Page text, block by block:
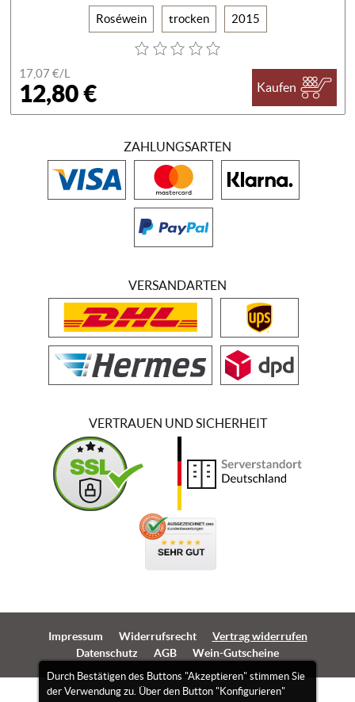
Roséwein trocken 2015
17,07 €/L
12,80 € Kaufen
Durch Bestätigen des Buttons "Akzeptieren" stimmen Sie
der Verwendung zu. Über den Button "Konfigurieren"
ZAHLUNGSARTEN
VERSANDARTEN
VERTRAUEN UND SICHERHEIT
Impressum Widerrufsrecht
Vertrag widerrufen
Datenschutz
AGB Wein-Gutscheine